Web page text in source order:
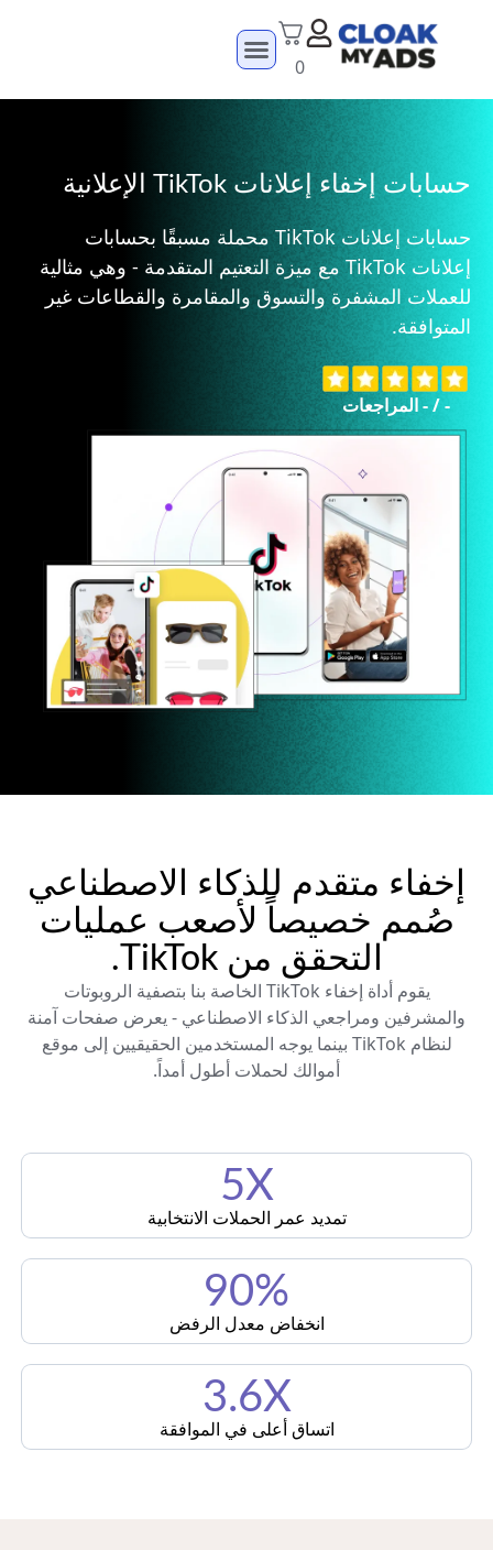
0
حسابات إخفاء إعلانات TikTok الإعلانية
حسابات إعلانات TikTok محملة مسبقًا بحسابات
إعلانات TikTok مع ميزة التعتيم المتقدمة - وهي مثالية
للعملات المشفرة والتسوق والمقامرة والقطاعات غير
المتوافقة.
-
/
-المراجعات
إخفاء متقدم للذكاء الاصطناعي
صُمم خصيصاً لأصعب عمليات
التحقق من TikTok.
يقوم أداة إخفاء TikTok الخاصة بنا بتصفية الروبوتات
والمشرفين ومراجعي الذكاء الاصطناعي - يعرض صفحات آمنة
لنظام TikTok بينما يوجه المستخدمين الحقيقيين إلى موقع
أموالك لحملات أطول أمداً.
5X
تمديد عمر الحملات الانتخابية
90%
انخفاض معدل الرفض
3.6X
اتساق أعلى في الموافقة